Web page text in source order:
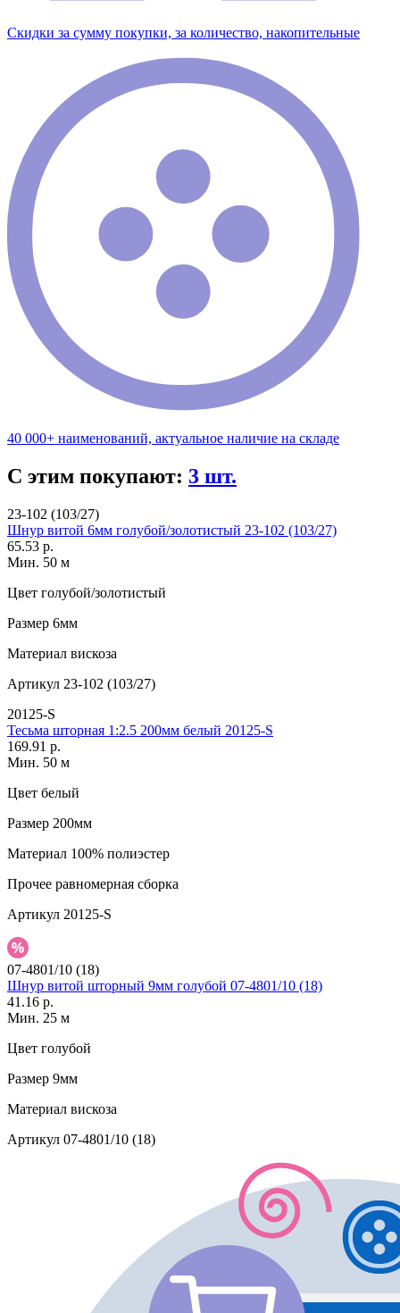
Скидки за сумму покупки, за количество, накопительные
40 000+ наименований, актуальное наличие на складе
С этим покупают: 3 шт.
23-102 (103/27)
Шнур витой 6мм голубой/золотистый 23-102 (103/27)
65.53 р.
Мин. 50 м
Цвет голубой/золотистый
Размер 6мм
Материал вискоза
Артикул 23-102 (103/27)
20125-S
Тесьма шторная 1:2.5 200мм белый 20125-S
169.91 р.
Мин. 50 м
Цвет белый
Размер 200мм
Материал 100% полиэстер
Прочее равномерная сборка
Артикул 20125-S
07-4801/10 (18)
Шнур витой шторный 9мм голубой 07-4801/10 (18)
41.16 р.
Мин. 25 м
Цвет голубой
Размер 9мм
Материал вискоза
Артикул 07-4801/10 (18)